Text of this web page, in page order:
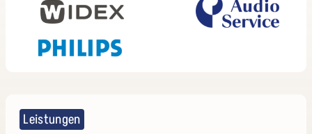
Leistungen